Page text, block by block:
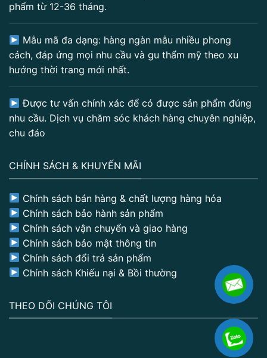
phẩm từ 12-36 tháng.
Mẫu mã đa dạng: hàng ngàn mẫu nhiều phong
cách, đáp ứng mọi nhu cầu và gu thẩm mỹ theo xu
hướng thời trang mới nhất.
Được tư vấn chính xác để có được sản phẩm đúng
nhu cầu. Dịch vụ chăm sóc khách hàng chuyên nghiệp,
chu đáo
CHÍNH SÁCH & KHUYẾN MÃI
Chính sách bán hàng & chất lượng hàng hóa
Chính sách bảo hành sản phẩm
Chính sách vận chuyển và giao hàng
Chính sách bảo mật thông tin
Chính sách đổi trả sản phẩm
Chính sách Khiếu nại & Bồi thường
THEO DÕI CHÚNG TÔI